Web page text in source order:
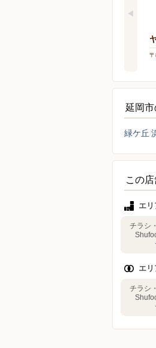
延岡
緑ケ丘
この
エ
チラシ
エ
チラシ